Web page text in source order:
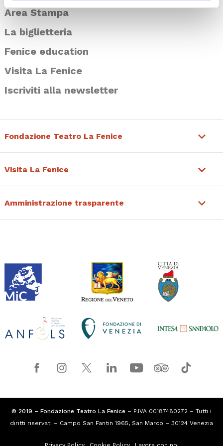
Area Stampa
La biglietteria
Fenice education
Visita La Fenice
Iscriviti alla newsletter
Fondazione Teatro La Fenice
Visita La Fenice
Amministrazione trasparente
© 2019 – Fondazione Teatro La Fenice – P.IVA 00187480272 – Tutti i
diritti riservati – Campo San Fantin 1965, San Marco – 30124 Venezia